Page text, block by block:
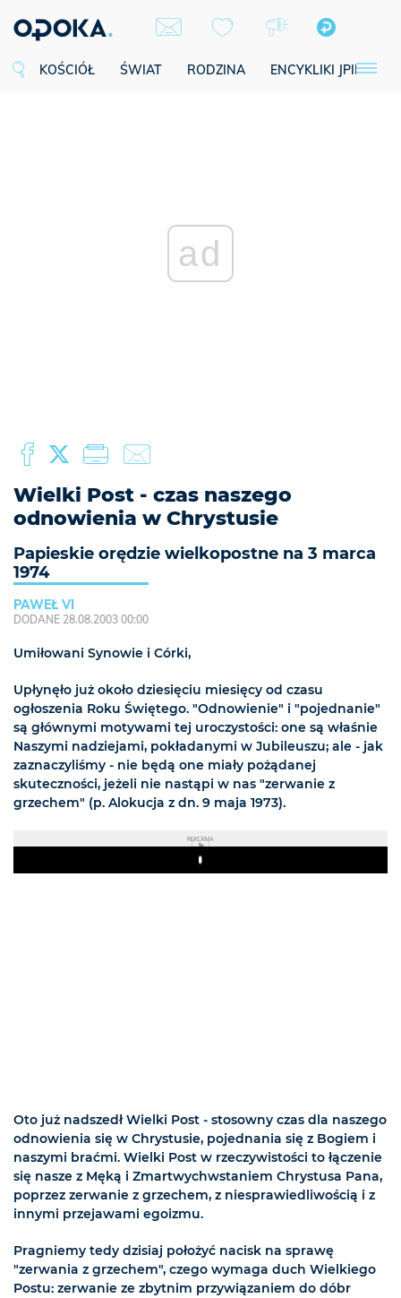
KOŚCIÓŁ ŚWIAT RODZINA ENCYKLIKI JPII
ad
Wielki Post - czas naszego
odnowienia w Chrystusie
Papieskie orędzie wielkopostne na 3 marca
1974
PAWEŁ VI
DODANE 28.08.2003 00:00
Umiłowani Synowie i Córki,
Upłynęło już około dziesięciu miesięcy od czasu
ogłoszenia Roku Świętego. "Odnowienie" i "pojednanie"
są głównymi motywami tej uroczystości: one są właśnie
Naszymi nadziejami, pokładanymi w Jubileuszu; ale - jak
zaznaczyliśmy - nie będą one miały pożądanej
skuteczności, jeżeli nie nastąpi w nas "zerwanie z
grzechem" (p. Alokucja z dn. 9 maja 1973).
REKLAMA
Play
Oto już nadszedł Wielki Post - stosowny czas dla naszego
odnowienia się w Chrystusie, pojednania się z Bogiem i
naszymi braćmi. Wielki Post w rzeczywistości to łączenie
się nasze z Męką i Zmartwychwstaniem Chrystusa Pana,
poprzez zerwanie z grzechem, z niesprawiedliwością i z
innymi przejawami egoizmu.
Pragniemy tedy dzisiaj położyć nacisk na sprawę
"zerwania z grzechem", czego wymaga duch Wielkiego
Postu: zerwanie ze zbytnim przywiązaniem do dóbr